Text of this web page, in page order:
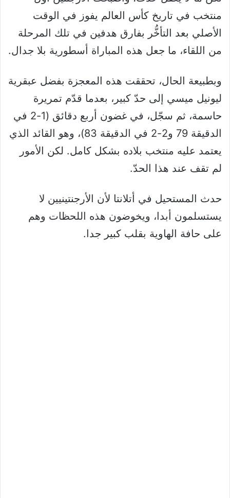
منتخب في تاريخ كأس العالم يفوز في الوقت
الأصلي بعد التأخُّر بفارق هدفين في تلك المرحلة
من اللقاء، ما جعل هذه المباراة أسطورية بلا جدال.
وبطبيعة الحال، تحققت هذه المعجزة بفضل عبقرية
ليونيل ميسي إلى حدّ كبير، بعدما قدّم تمريرة
حاسمة، ثم سجّل، في غضون أربع دقائق (1-2 في
الدقيقة 79 و2-2 في الدقيقة 83)، وهو القائد الذي
يعتمد عليه منتخب بلاده بشكل كامل. لكن الأمور
لم تقف عند هذا الحدّ.
حدث المستحيل في أتلانتا لأن الأرجنتينيين لا
يستسلمون أبدا، ويخوضون هذه اللحظات وهم
على حافة الهاوية بقلب كبير جدا.